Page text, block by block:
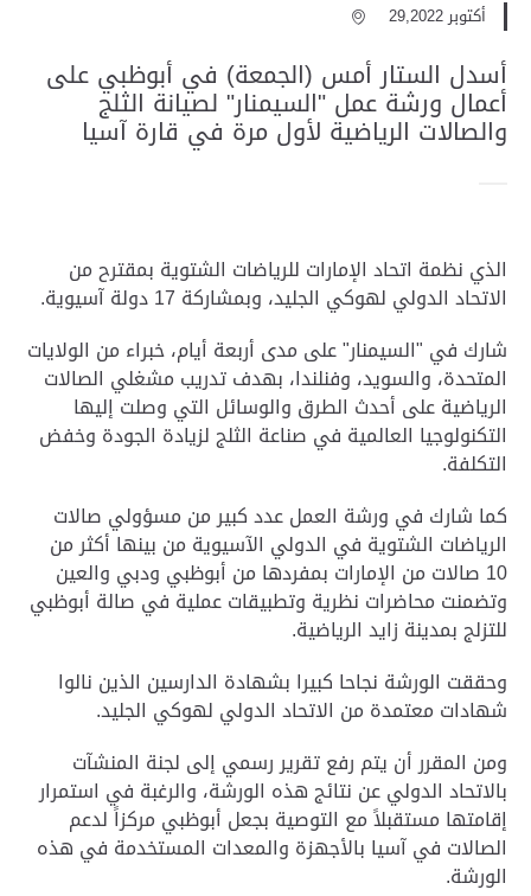
أكتوبر 29,2022
أسدل الستار أمس (الجمعة) في أبوظبي على
أعمال ورشة عمل "السيمنار" لصيانة الثلج
والصالات الرياضية لأول مرة في قارة آسيا
الذي نظمة اتحاد الإمارات للرياضات الشتوية بمقترح من
الاتحاد الدولي لهوكي الجليد، وبمشاركة 17 دولة آسيوية.
شارك في "السيمنار" على مدى أربعة أيام، خبراء من الولايات
المتحدة، والسويد، وفنلندا، بهدف تدريب مشغلي الصالات
الرياضية على أحدث الطرق والوسائل التي وصلت إليها
التكنولوجيا العالمية في صناعة الثلج لزيادة الجودة وخفض
التكلفة.
كما شارك في ورشة العمل عدد كبير من مسؤولي صالات
الرياضات الشتوية في الدولي الآسيوية من بينها أكثر من
10 صالات من الإمارات بمفردها من أبوظبي ودبي والعين
وتضمنت محاضرات نظرية وتطبيقات عملية في صالة أبوظبي
للتزلج بمدينة زايد الرياضية.
وحققت الورشة نجاحا كبيرا بشهادة الدارسين الذين نالوا
شهادات معتمدة من الاتحاد الدولي لهوكي الجليد.
ومن المقرر أن يتم رفع تقرير رسمي إلى لجنة المنشآت
بالاتحاد الدولي عن نتائج هذه الورشة، والرغبة في استمرار
إقامتها مستقبلاً مع التوصية بجعل أبوظبي مركزاً لدعم
الصالات في آسيا بالأجهزة والمعدات المستخدمة في هذه
الورشة.